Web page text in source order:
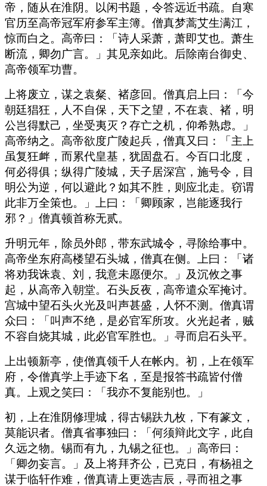
帝，随从在淮阴。以闲书题，令答远近书疏。自寒
官历至高帝冠军府参军主簿。僧真梦蒿艾生满江，
惊而白之。高帝曰：「诗人采萧，萧即艾也。萧生
断流，卿勿广言。」其见亲如此。后除南台御史、
高帝领军功曹。
上将废立，谋之袁粲、褚彦回。僧真启上曰：「今
朝廷猖狂，人不自保，天下之望，不在袁、褚，明
公岂得默己，坐受夷灭？存亡之机，仰希熟虑。」
高帝纳之。高帝欲度广陵起兵，僧真又曰：「主上
虽复狂衅，而累代皇基，犹固盘石。今百口北度，
何必得俱；纵得广陵城，天子居深宫，施号令，目
明公为逆，何以避此？如其不胜，则应北走。窃谓
此非万全策也。」上曰：「卿顾家，岂能逐我行
邪？」僧真顿首称无贰。
升明元年，除员外郎，带东武城令，寻除给事中。
高帝坐东府高楼望石头城，僧真在侧。上曰：「诸
将劝我诛袁、刘，我意未愿便尔。」及沉攸之事
起，从高帝入朝堂。石头反夜，高帝遣众军掩讨。
宫城中望石头火光及叫声甚盛，人怀不测。僧真谓
众曰：「叫声不绝，是必官军所攻。火光起者，贼
不容自烧其城，此必官军胜也。」寻而启石头平。
上出顿新亭，使僧真领千人在帐内。初，上在领军
府，令僧真学上手迹下名，至是报答书疏皆付僧
真。上观之笑曰：「我亦不复能别也。」
初，上在淮阴修理城，得古锡趺九枚，下有篆文，
莫能识者。僧真省事独曰：「何须辩此文字，此自
久远之物。锡而有九，九锡之征也。」高帝曰：
「卿勿妄言。」及上将拜齐公，已克日，有杨祖之
谋于临轩作难，僧真请上更选吉辰，寻而祖之事